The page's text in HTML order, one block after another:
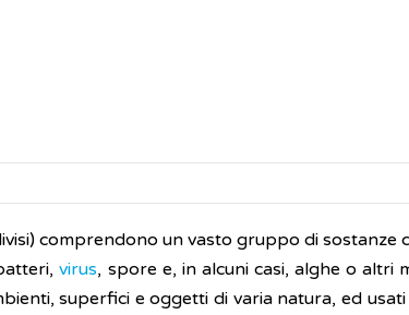
comprendono un vasto gruppo di sostanze
virus, spore e, in alcuni casi, alghe o altri
superfici e oggetti di varia natura, ed